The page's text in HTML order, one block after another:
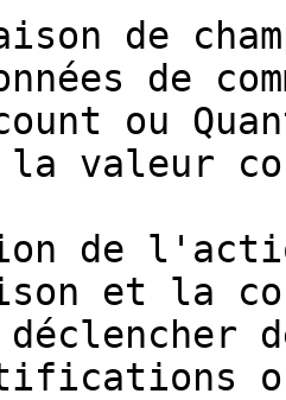
de
de
ou
la valeur
de
et la